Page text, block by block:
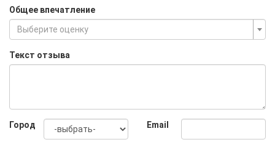
Общее впечатление
Выберите оценку
Текст отзыва
Город Email